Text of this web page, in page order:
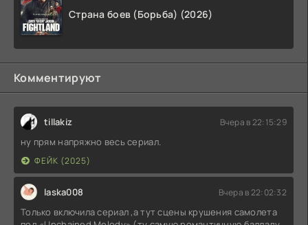
Страна боев (Борьба) (2026)
Комментируют
tillakiz Вчера в 22:15:29
ну прям напряжно весь сериал.
ФЕЙК (2025)
laska008 Вчера в 22:02:32
Только включила сериал ,а тут сцены крушения самолета